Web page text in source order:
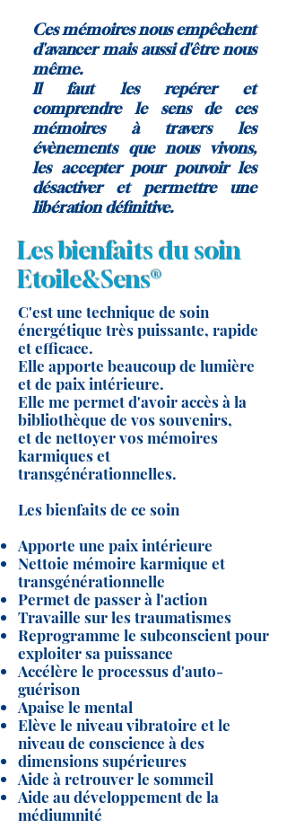
Ces mémoires nous empêchent
d'avancer mais aussi d'être nous
même.
Il faut les repérer et
comprendre le sens de ces
mémoires à travers les
évènements que nous vivons,
les accepter pour pouvoir les
désactiver et permettre une
libération définitive.
Les bienfaits du soin
Etoile&Sens®
C'est une technique de soin
énergétique très puissante, rapide
et efficace.
Elle apporte beaucoup de lumière
et de paix intérieure.
Elle me permet d'avoir accès à la
bibliothèque de vos souvenirs,
et de nettoyer vos mémoires
karmiques et
transgénérationnelles.
Les bienfaits de ce soin
Apporte une paix intérieure
Nettoie mémoire karmique et
transgénérationnelle
Permet de passer à l'action
Travaille sur les traumatismes
Reprogramme le subconscient pour
exploiter sa puissance
Accélère le processus d'auto-
guérison
Apaise le mental
Elève le niveau vibratoire et le
niveau de conscience à des
dimensions supérieures
Aide à retrouver le sommeil
Aide au développement de la
médiumnité